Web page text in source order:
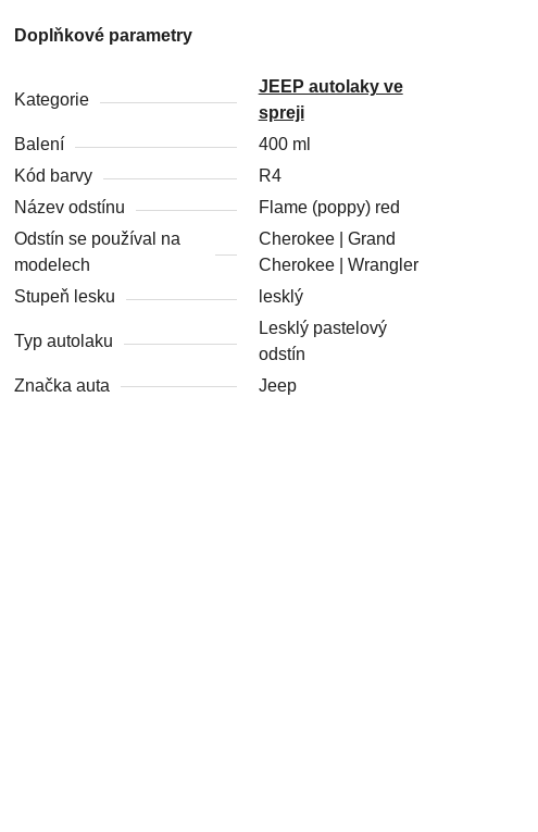
Doplňkové parametry
Kategorie
JEEP autolaky ve
spreji
Balení
400 ml
Kód barvy
R4
Název odstínu
Flame (poppy) red
Odstín se používal na
modelech
Cherokee | Grand
Cherokee | Wrangler
Stupeň lesku
lesklý
Typ autolaku
Lesklý pastelový
odstín
Značka auta
Jeep